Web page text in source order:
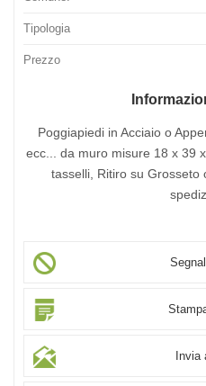
Tipologia
Prezzo
Poggiapiedi in Acciaio o
ecc... da muro misure 18 x 39
tasselli, Ritiro su Grosseto
Invia